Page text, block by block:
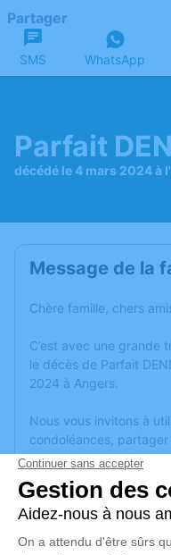
Partager
SMS WhatsApp
Parfait
décédé le 4 mars 2024 à
Message de la
Chère famille, chers
C’est avec une grande
le décès de Parfait
2024 à Angers.
Nous vous invitons à
condoléances,
anecdote ou exprimer
ou des textes. Cet
honorer la mémoire de
Un service de